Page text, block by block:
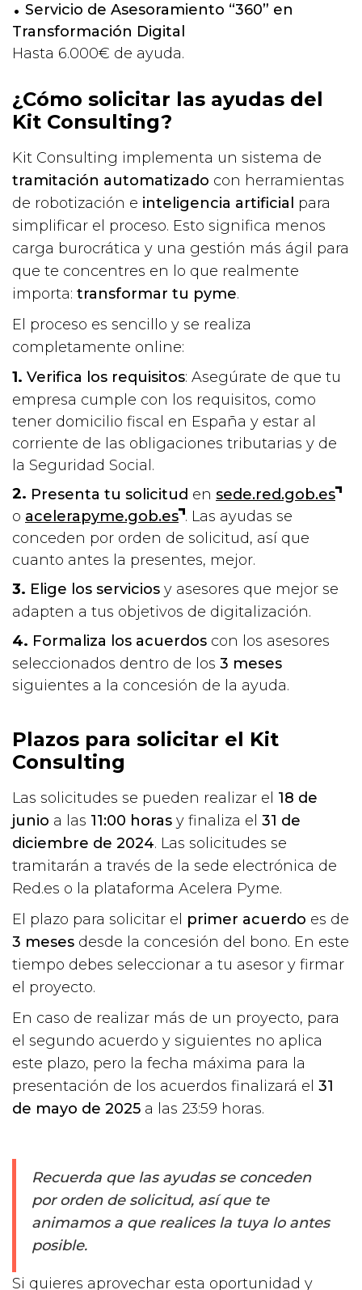
Servicio de Asesoramiento “360” en
Transformación Digital
Hasta 6.000€ de ayuda.
¿Cómo solicitar las ayudas del
Kit Consulting?
Kit Consulting implementa un sistema de
tramitación automatizado con herramientas
de robotización e inteligencia artificial
para
simplificar el proceso. Esto significa menos
carga burocrática y una gestión más ágil para
que te concentres en lo que realmente
importa: transformar tu pyme.
El proceso es sencillo y se realiza
completamente online:
Verifica los requisitos: Asegúrate de que tu
empresa cumple con los requisitos, como
tener domicilio fiscal en España y estar al
corriente de las obligaciones tributarias y de
la Seguridad Social.
Presenta tu solicitud en sede.red.gob.es
o acelerapyme.gob.es . Las ayudas se
conceden por orden de solicitud, así que
cuanto antes la presentes, mejor.
Elige los servicios y asesores que mejor se
adapten a tus objetivos de digitalización.
Formaliza los acuerdos con los asesores
seleccionados dentro de los 3 meses
siguientes a la concesión de la ayuda.
Plazos para solicitar el Kit
Consulting
Las solicitudes se pueden realizar el 18 de
junio a las 11:00 horas y finaliza el 31 de
diciembre de 2024. Las solicitudes se
tramitarán a través de la sede electrónica de
Red.es o la plataforma Acelera Pyme.
El plazo para solicitar el primer acuerdo es de
3 meses desde la concesión del bono. En este
tiempo debes seleccionar a tu asesor y firmar
el proyecto.
En caso de realizar más de un proyecto, para
el segundo acuerdo y siguientes no aplica
este plazo, pero la fecha máxima para la
presentación de los acuerdos finalizará el 31
de mayo de 2025 a las 23:59 horas.
Recuerda que las ayudas se conceden
por orden de solicitud, así que te
animamos a que realices la tuya lo antes
posible.
Si quieres aprovechar esta oportunidad y